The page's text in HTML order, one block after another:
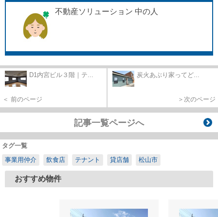
不動産ソリューション 中の人
D1内宮ビル３階｜テ...
＜ 前のページ
炭火あぶり家ってど...
＞次のページ
記事一覧ページへ
タグ一覧
事業用仲介
飲食店 テナント 貸店舗 松山市
おすすめ物件